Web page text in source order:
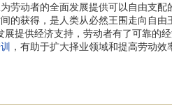
劳动者的全面发展提供可以自由支
的获得，是人类从必然王围走向自由
提供经济支持，劳动者有了可靠的经
，有助于扩大择业领域和提高劳动